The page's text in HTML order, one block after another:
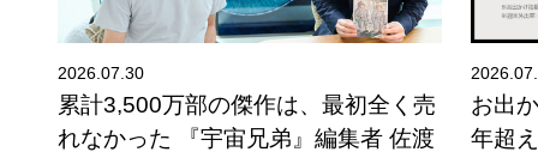
2026.07.30
累計3,500万部の傑作は、最初全く売
れなかった 『宇宙兄弟』編集者 佐渡
お出
年超